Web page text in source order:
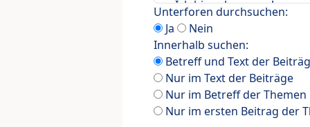
Unterforen durchsuchen:
Ja
Nein
Innerhalb suchen:
Betreff und Text der
Nur im Text der Beiträge
Nur im Betreff der Themen
Nur im ersten Beitrag der